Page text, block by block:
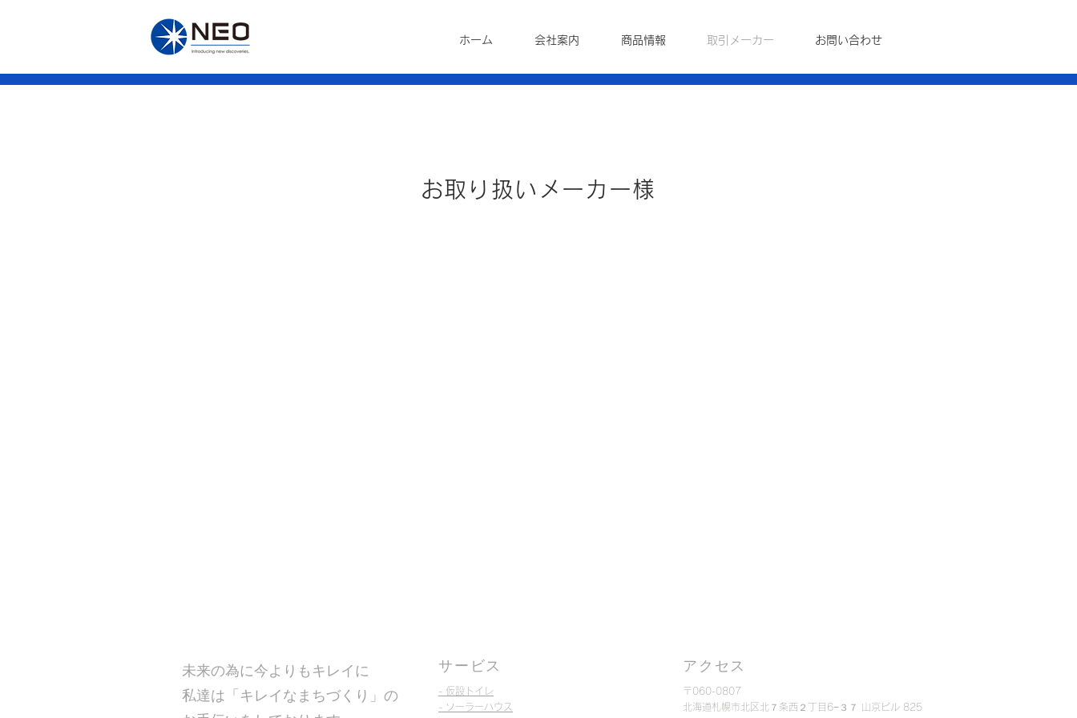
ホーム 会社案内 商品情報 取引メーカー お問い合わせ
お取り扱いメーカー様
​未来の為に今よりもキレイに
​私達は「キレイなまちづくり」の
サービス
- 仮設トイレ
- ソーラーハウス
アクセス
〒060-0807
北海道札幌市北区北７条西２丁目6−３７ 山京ビル 825